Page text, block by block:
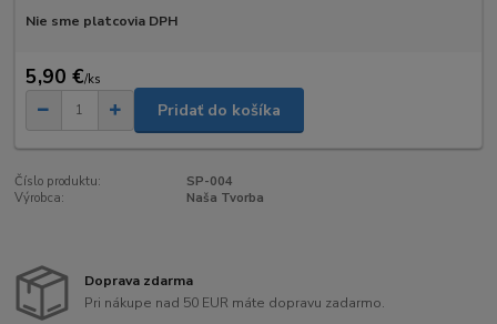
Nie sme platcovia DPH
5,90 €/ks
Pridať do košíka
Číslo produktu:
SP-004
Výrobca:
Naša Tvorba
Doprava zdarma
Pri nákupe nad 50 EUR máte dopravu zadarmo.